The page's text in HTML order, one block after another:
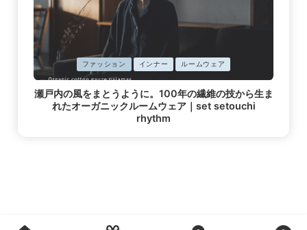
掲
載
済
ファッション インナー ルームウェア
瀬戸内の風をまとうように。100年の繊維の技から生ま
れたオーガニックルームウェア｜set setouchi
rhythm